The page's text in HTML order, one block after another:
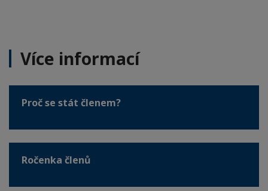
Více informací
Proč se stát členem?
Ročenka členů